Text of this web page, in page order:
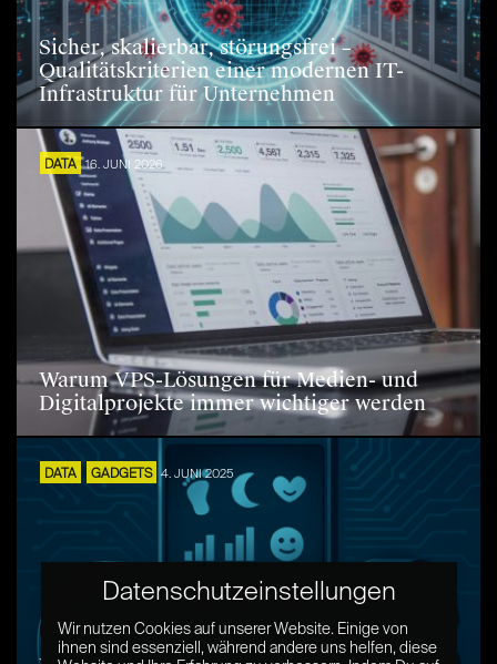
Sicher, skalierbar, störungsfrei –
Qualitätskriterien einer modernen IT-
Infrastruktur für Unternehmen
DATA 16. JUNI 2026
Warum VPS-Lösungen für Medien- und
Digitalprojekte immer wichtiger werden
DATA GADGETS 4. JUNI 2025
Datenschutzeinstellungen
Wir nutzen Cookies auf unserer Website. Einige von
ihnen sind essenziell, während andere uns helfen, diese